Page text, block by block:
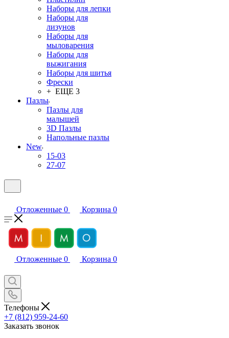
Наборы для лепки
Наборы для
лизунов
Наборы для
мыловарения
Наборы для
выжигания
Наборы для шитья
Фрески
+ ЕЩЕ 3
Пазлы
Пазлы для
малышей
3D Пазлы
Напольные пазлы
New
15-03
27-07
Отложенные 0 Корзина 0
Отложенные 0 Корзина 0
Телефоны
+7 (812) 959-24-60
Заказать звонок